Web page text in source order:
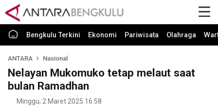
Bengkulu Terkini Ekonomi Pariwisata Olahraga
ANTARA Nasional
Nelayan Mukomuko tetap melaut saat
bulan Ramadhan
Minggu, 2 Maret 2025 16:58